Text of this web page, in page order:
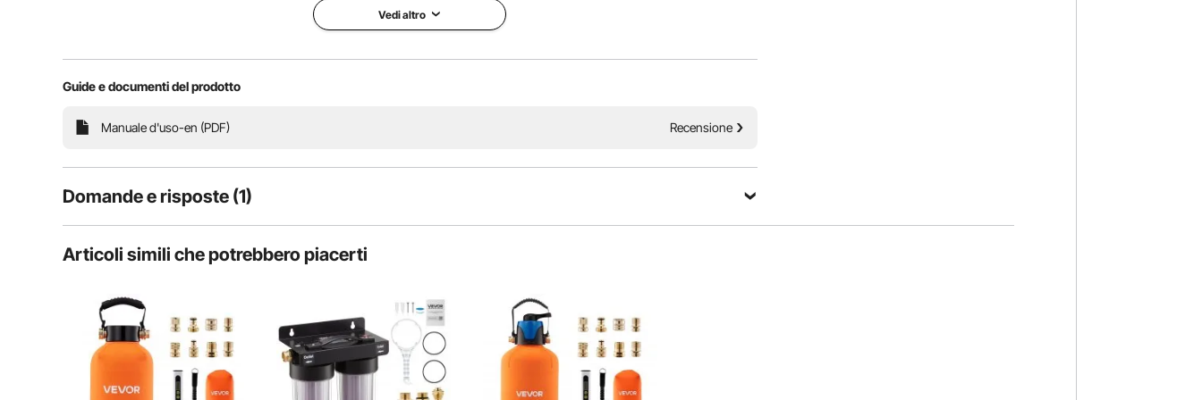
Questo sistema di acqua deionizzata è adatto per il lavaggio domestico delle auto, evitando macchie di acqua
Vedi altro
Guide e documenti del prodotto
Manuale d'uso-en (PDF) Recensione
Domande e risposte (1)
1 Domande
Quali filtri a cartuccia bisogna utilizzare?
Rispondere a questa domanda
I clienti possono acquistare resina deionizzante generica su Amazon per la ricarica e la sostituzione, poiché l'alloggiamento del
Articoli simili che potrebbero piacerti